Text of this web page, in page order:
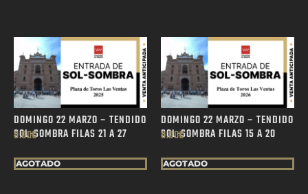
DOMINGO 22 MARZO – TENDIDO
SOL-SOMBRA FILAS 21 A 27
0.00€
AGOTADO
DOMINGO 22 MARZO – TENDIDO
SOL-SOMBRA FILAS 15 A 20
0.00€
AGOTADO